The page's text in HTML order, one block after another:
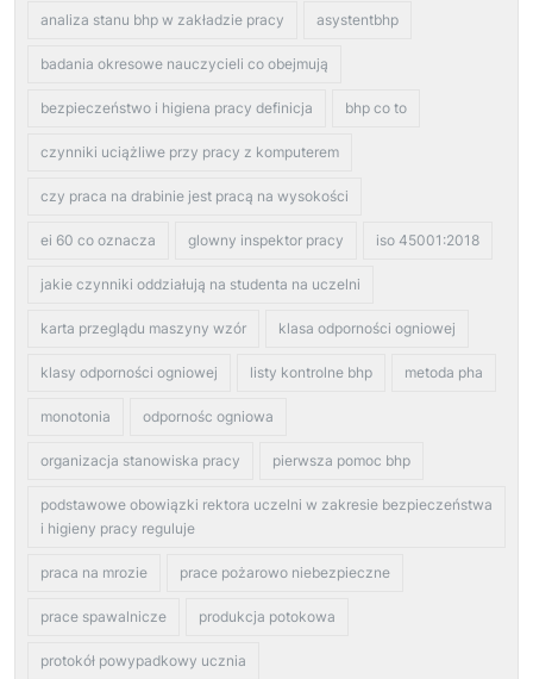
analiza stanu bhp w zakładzie pracy asystentbhp
badania okresowe nauczycieli co obejmują
bezpieczeństwo i higiena pracy definicja bhp co to
czynniki uciążliwe przy pracy z komputerem
czy praca na drabinie jest pracą na wysokości
ei 60 co oznacza glowny inspektor pracy iso 45001:2018
jakie czynniki oddziałują na studenta na uczelni
karta przeglądu maszyny wzór klasa odporności ogniowej
klasy odporności ogniowej listy kontrolne bhp metoda pha
monotonia odpornośc ogniowa
organizacja stanowiska pracy pierwsza pomoc bhp
podstawowe obowiązki rektora uczelni w zakresie bezpieczeństwa
i higieny pracy reguluje
praca na mrozie prace pożarowo niebezpieczne
prace spawalnicze produkcja potokowa
protokół powypadkowy ucznia